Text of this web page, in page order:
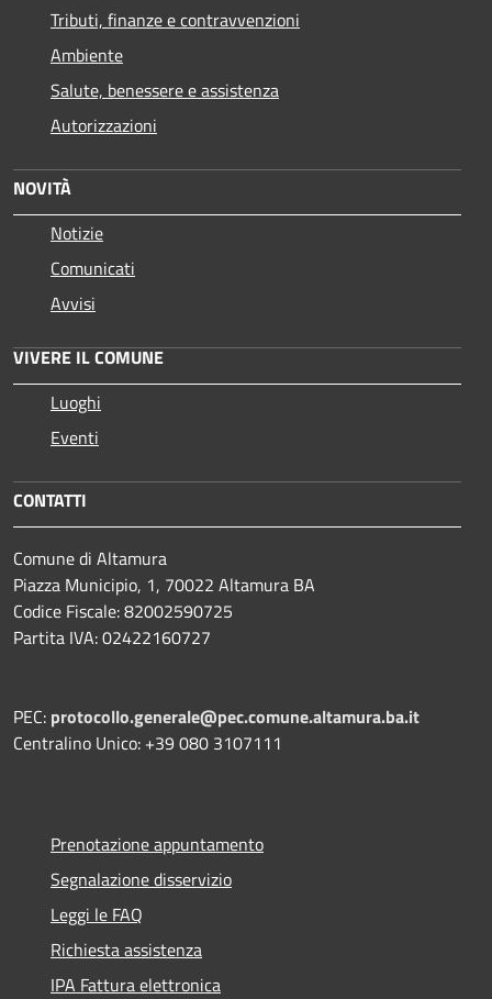
Tributi, finanze e contravvenzioni
Ambiente
Salute, benessere e assistenza
Autorizzazioni
NOVITÀ
Notizie
Comunicati
Avvisi
VIVERE IL COMUNE
Luoghi
Eventi
CONTATTI
Comune di Altamura
Piazza Municipio, 1, 70022 Altamura BA
Codice Fiscale: 82002590725
Partita IVA: 02422160727
PEC: protocollo.generale@pec.comune.altamura.ba.it
Centralino Unico: +39 080 3107111
Prenotazione appuntamento
Segnalazione disservizio
Leggi le FAQ
Richiesta assistenza
IPA Fattura elettronica